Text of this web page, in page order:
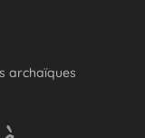
archaïques